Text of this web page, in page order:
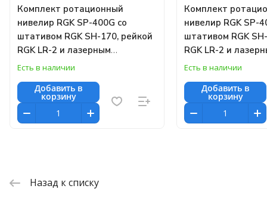
Комплект ротационный
нивелир RGK SP-400G со
штативом RGK SH-170, рейкой
RGK LR-2 и лазерным
дальномером RGK DL100
Есть в наличии
Добавить в
корзину
Комплект
нивелир RGK SP-
штативом RGK
RGK LR-2 и
дальномером RGK
Есть в наличии
Добавить в
корзину
Назад к списку